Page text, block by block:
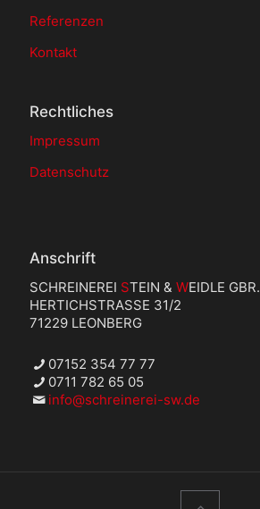
Referenzen
Kontakt
Rechtliches
Impressum
Datenschutz
Anschrift
SCHREINEREI STEIN & WEIDLE GBR.
HERTICHSTRASSE 31/2
71229 LEONBERG
07152 354 77 77
0711 782 65 05
info@schreinerei-sw.de